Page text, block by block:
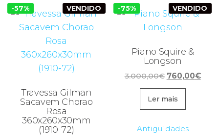
-57% VENDIDO
Travessa Gilman
Sacavem Chorao
Rosa
360x260x30mm
(1910-72)
-75% VENDIDO
Piano Squire &
Longson
3.000,00€ O
preço
original
era:
760,00€O
Ler mais
Antiguidades